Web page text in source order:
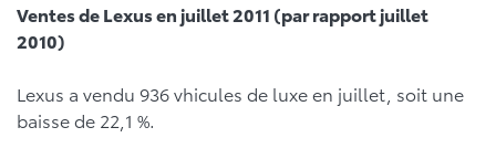
Ventes de Lexus en juillet 2011 (par rapport juillet
2010)
Lexus a vendu 936 vhicules de luxe en juillet, soit une
baisse de 22,1 %.